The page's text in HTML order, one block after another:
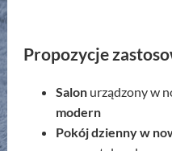
Propozycje
Salon urządzony w
modern
Pokój dziennyw